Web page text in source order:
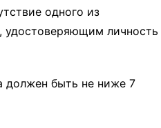
одного из
удостоверяющим личность
должен быть не ниже 7